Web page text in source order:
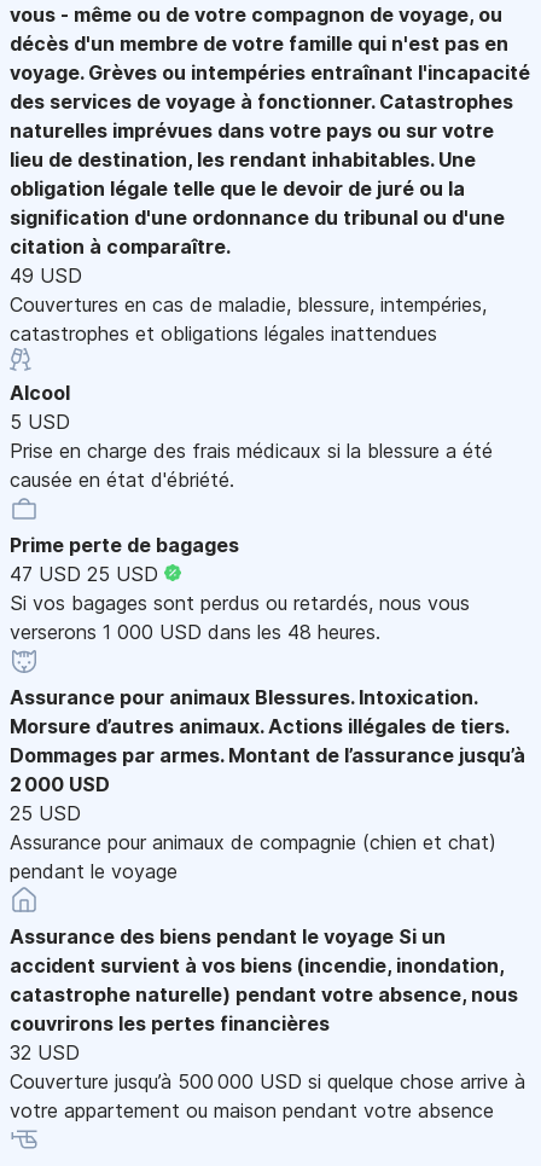
vous - même ou de votre compagnon de voyage, ou
décès d'un membre de votre famille qui n'est pas en
voyage. Grèves ou intempéries entraînant l'incapacité
des services de voyage à fonctionner. Catastrophes
naturelles imprévues dans votre pays ou sur votre
lieu de destination, les rendant inhabitables. Une
obligation légale telle que le devoir de juré ou la
signification d'une ordonnance du tribunal ou d'une
citation à comparaître.
49 USD
Couvertures en cas de maladie, blessure, intempéries,
catastrophes et obligations légales inattendues
Alcool
5 USD
Prise en charge des frais médicaux si la blessure a été
causée en état d'ébriété.
Prime perte de bagages
47 USD 25 USD
Si vos bagages sont perdus ou retardés, nous vous
verserons 1 000 USD dans les 48 heures.
Assurance pour animaux Blessures. Intoxication.
Morsure d’autres animaux. Actions illégales de tiers.
Dommages par armes. Montant de l’assurance jusqu’à
2 000 USD
25 USD
Assurance pour animaux de compagnie (chien et chat)
pendant le voyage
Assurance des biens pendant le voyage Si un
accident survient à vos biens (incendie, inondation,
catastrophe naturelle) pendant votre absence, nous
couvrirons les pertes financières
32 USD
Couverture jusqu’à 500 000 USD si quelque chose arrive à
votre appartement ou maison pendant votre absence